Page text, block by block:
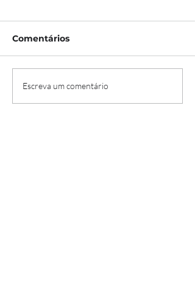
Comentários
Escreva um comentário